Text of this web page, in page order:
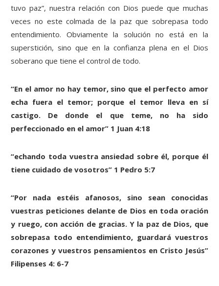
tuvo paz”, nuestra relación con Dios puede que muchas
veces no este colmada de la paz que sobrepasa todo
entendimiento. Obviamente la solución no está en la
superstición, sino que en la confianza plena en el Dios
soberano que tiene el control de todo.
“En el amor no hay temor, sino que el perfecto amor
echa fuera el temor; porque el temor lleva en sí
castigo. De donde el que teme, no ha sido
perfeccionado en el amor” 1 Juan 4:18
“echando toda vuestra ansiedad sobre él, porque él
tiene cuidado de vosotros” 1 Pedro 5:7
“Por nada estéis afanosos, sino sean conocidas
vuestras peticiones delante de Dios en toda oración
y ruego, con acción de gracias. Y la paz de Dios, que
sobrepasa todo entendimiento, guardará vuestros
corazones y vuestros pensamientos en Cristo Jesús”
Filipenses 4: 6-7